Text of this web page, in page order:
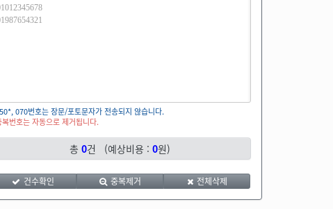
070번호는 장문/포토문자가 전송되지 않습니다.
복번호는 자동으로 제거됩니다.
총0건 (예상비용 :0원)
건수확인 중복제거 전체삭제